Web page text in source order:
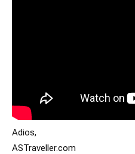
Adios,
ASTraveller.com